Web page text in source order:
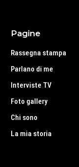
Pagine
Rassegna stampa
Parlano di me
Interviste TV
Foto gallery
Chi sono
La mia storia